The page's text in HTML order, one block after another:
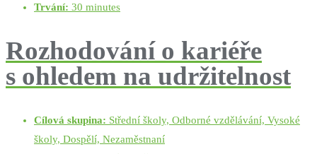
Trvání: 30 minutes
Rozhodování o kariéře
s ohledem na udržitelnost
Cílová skupina: Střední školy, Odborné vzdělávání, Vysoké
školy, Dospělí, Nezaměstnaní